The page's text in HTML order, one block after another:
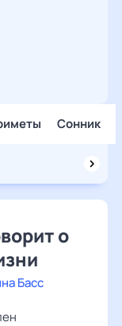
Сонник
о
Басс